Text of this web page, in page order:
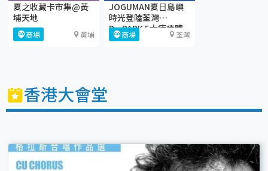
夏之收藏卡市集@黃
埔天地
商場 黃埔
JOGUMAN夏⽇島嶼
時光登陸荃灣
D·PARK 5大療癒體
驗區+期間限定店
商場 荃灣
香港大會堂